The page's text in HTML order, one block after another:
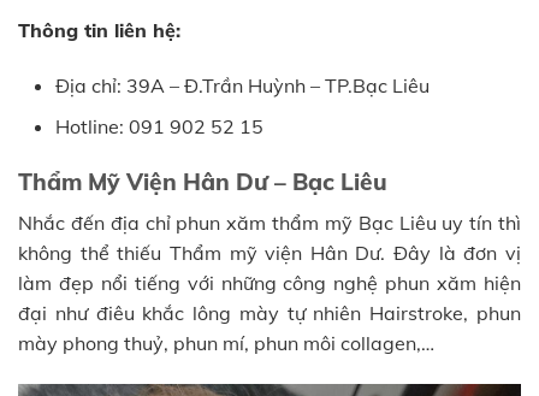
Thông tin liên hệ:
Địa chỉ: 39A – Đ.Trần Huỳnh – TP.Bạc Liêu
Hotline: 091 902 52 15
Thẩm Mỹ Viện Hân Dư – Bạc Liêu
Nhắc đến địa chỉ phun xăm thẩm mỹ Bạc Liêu uy tín thì
không thể thiếu Thẩm mỹ viện Hân Dư. Đây là đơn vị
làm đẹp nổi tiếng với những công nghệ phun xăm hiện
đại như điêu khắc lông mày tự nhiên Hairstroke, phun
mày phong thuỷ, phun mí, phun môi collagen,…